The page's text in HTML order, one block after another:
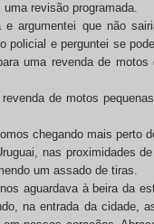
revisão programada.
argumentei que não
policial e perguntei se
uma revenda de
de motos
chegando mais perto
nas proximidades
um assado de tiras.
aguardava à beira da
na entrada da cidade,